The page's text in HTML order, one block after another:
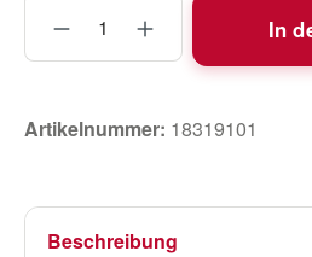
Produkt Anzahl: Gib
In
Artikelnummer: 18319101
Beschreibung